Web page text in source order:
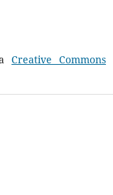
Creative Commons